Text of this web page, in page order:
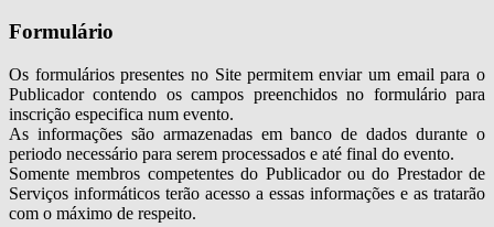
Formulário
Os formulários presentes no Site permitem enviar um email para o
Publicador contendo os campos preenchidos no formulário para
inscrição especifica num evento.
As informações são armazenadas em banco de dados durante o
periodo necessário para serem processados e até final do evento.
Somente membros competentes do Publicador ou do Prestador de
Serviços informáticos terão acesso a essas informações e as tratarão
com o máximo de respeito.